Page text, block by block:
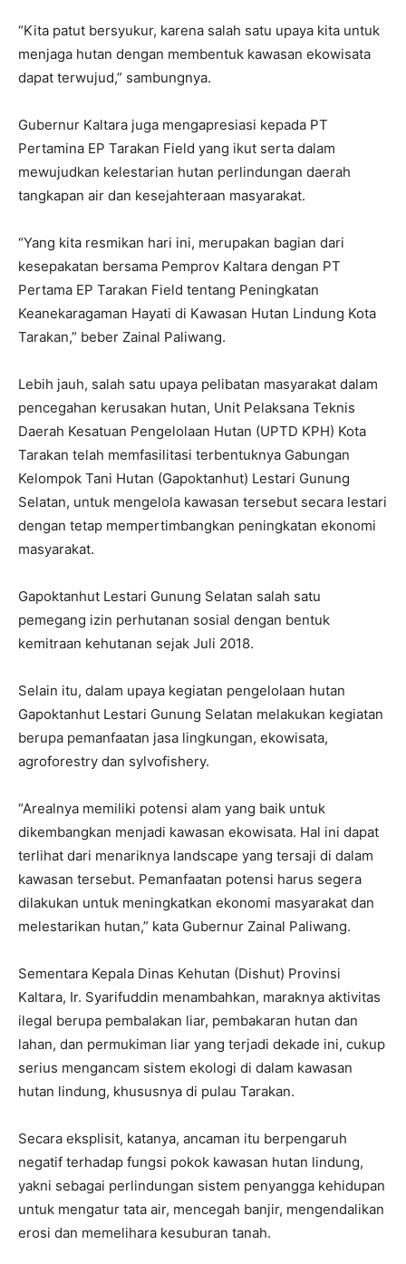
“Kita patut bersyukur, karena salah satu upaya kita untuk
menjaga hutan dengan membentuk kawasan ekowisata
dapat terwujud,” sambungnya.
Gubernur Kaltara juga mengapresiasi kepada PT
Pertamina EP Tarakan Field yang ikut serta dalam
mewujudkan kelestarian hutan perlindungan daerah
tangkapan air dan kesejahteraan masyarakat.
“Yang kita resmikan hari ini, merupakan bagian dari
kesepakatan bersama Pemprov Kaltara dengan PT
Pertama EP Tarakan Field tentang Peningkatan
Keanekaragaman Hayati di Kawasan Hutan Lindung Kota
Tarakan,” beber Zainal Paliwang.
Lebih jauh, salah satu upaya pelibatan masyarakat dalam
pencegahan kerusakan hutan, Unit Pelaksana Teknis
Daerah Kesatuan Pengelolaan Hutan (UPTD KPH) Kota
Tarakan telah memfasilitasi terbentuknya Gabungan
Kelompok Tani Hutan (Gapoktanhut) Lestari Gunung
Selatan, untuk mengelola kawasan tersebut secara lestari
dengan tetap mempertimbangkan peningkatan ekonomi
masyarakat.
Gapoktanhut Lestari Gunung Selatan salah satu
pemegang izin perhutanan sosial dengan bentuk
kemitraan kehutanan sejak Juli 2018.
Selain itu, dalam upaya kegiatan pengelolaan hutan
Gapoktanhut Lestari Gunung Selatan melakukan kegiatan
berupa pemanfaatan jasa lingkungan, ekowisata,
agroforestry dan sylvofishery.
“Arealnya memiliki potensi alam yang baik untuk
dikembangkan menjadi kawasan ekowisata. Hal ini dapat
terlihat dari menariknya landscape yang tersaji di dalam
kawasan tersebut. Pemanfaatan potensi harus segera
dilakukan untuk meningkatkan ekonomi masyarakat dan
melestarikan hutan,” kata Gubernur Zainal Paliwang.
Sementara Kepala Dinas Kehutan (Dishut) Provinsi
Kaltara, Ir. Syarifuddin menambahkan, maraknya aktivitas
ilegal berupa pembalakan liar, pembakaran hutan dan
lahan, dan permukiman liar yang terjadi dekade ini, cukup
serius mengancam sistem ekologi di dalam kawasan
hutan lindung, khususnya di pulau Tarakan.
Secara eksplisit, katanya, ancaman itu berpengaruh
negatif terhadap fungsi pokok kawasan hutan lindung,
yakni sebagai perlindungan sistem penyangga kehidupan
untuk mengatur tata air, mencegah banjir, mengendalikan
erosi dan memelihara kesuburan tanah.